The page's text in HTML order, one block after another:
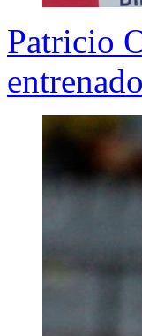
Patricio